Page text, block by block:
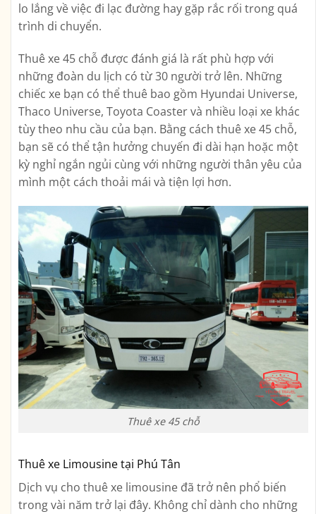
lo lắng về việc đi lạc đường hay gặp rắc rối trong quá
trình di chuyển.
Thuê xe 45 chỗ được đánh giá là rất phù hợp với
những đoàn du lịch có từ 30 người trở lên. Những
chiếc xe bạn có thể thuê bao gồm Hyundai Universe,
Thaco Universe, Toyota Coaster và nhiều loại xe khác
tùy theo nhu cầu của bạn. Bằng cách thuê xe 45 chỗ,
bạn sẽ có thể tận hưởng chuyến đi dài hạn hoặc một
kỳ nghỉ ngắn ngủi cùng với những người thân yêu của
mình một cách thoải mái và tiện lợi hơn.
Thuê xe 45 chỗ
Thuê xe Limousine tại Phú Tân
Dịch vụ cho thuê xe limousine đã trở nên phổ biến
trong vài năm trở lại đây. Không chỉ dành cho những